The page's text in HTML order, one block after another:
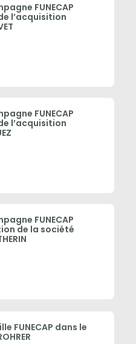
FUNECAP
l’acquisition
FUNECAP
l’acquisition
FUNECAP
de la société
FUNECAP dans le